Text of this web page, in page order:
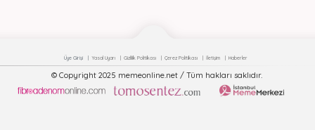
Üye Girişi Yasal Uyarı Gizlilik Politikası Çerez Politikası İletişim Haberler
© Copyright 2025 memeonline.net / Tüm hakları saklıdır.